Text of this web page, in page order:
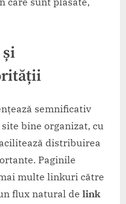
semnificativ
site bine organizat, cu
distribuirea
Paginile
multe linkuri către
flux natural de link